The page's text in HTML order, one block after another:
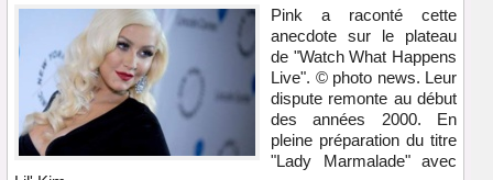
Pink a raconté cette
anecdote sur le plateau
de "Watch What Happens
Live". © photo news. Leur
dispute remonte au début
des années 2000. En
pleine préparation du titre
"Lady Marmalade" avec